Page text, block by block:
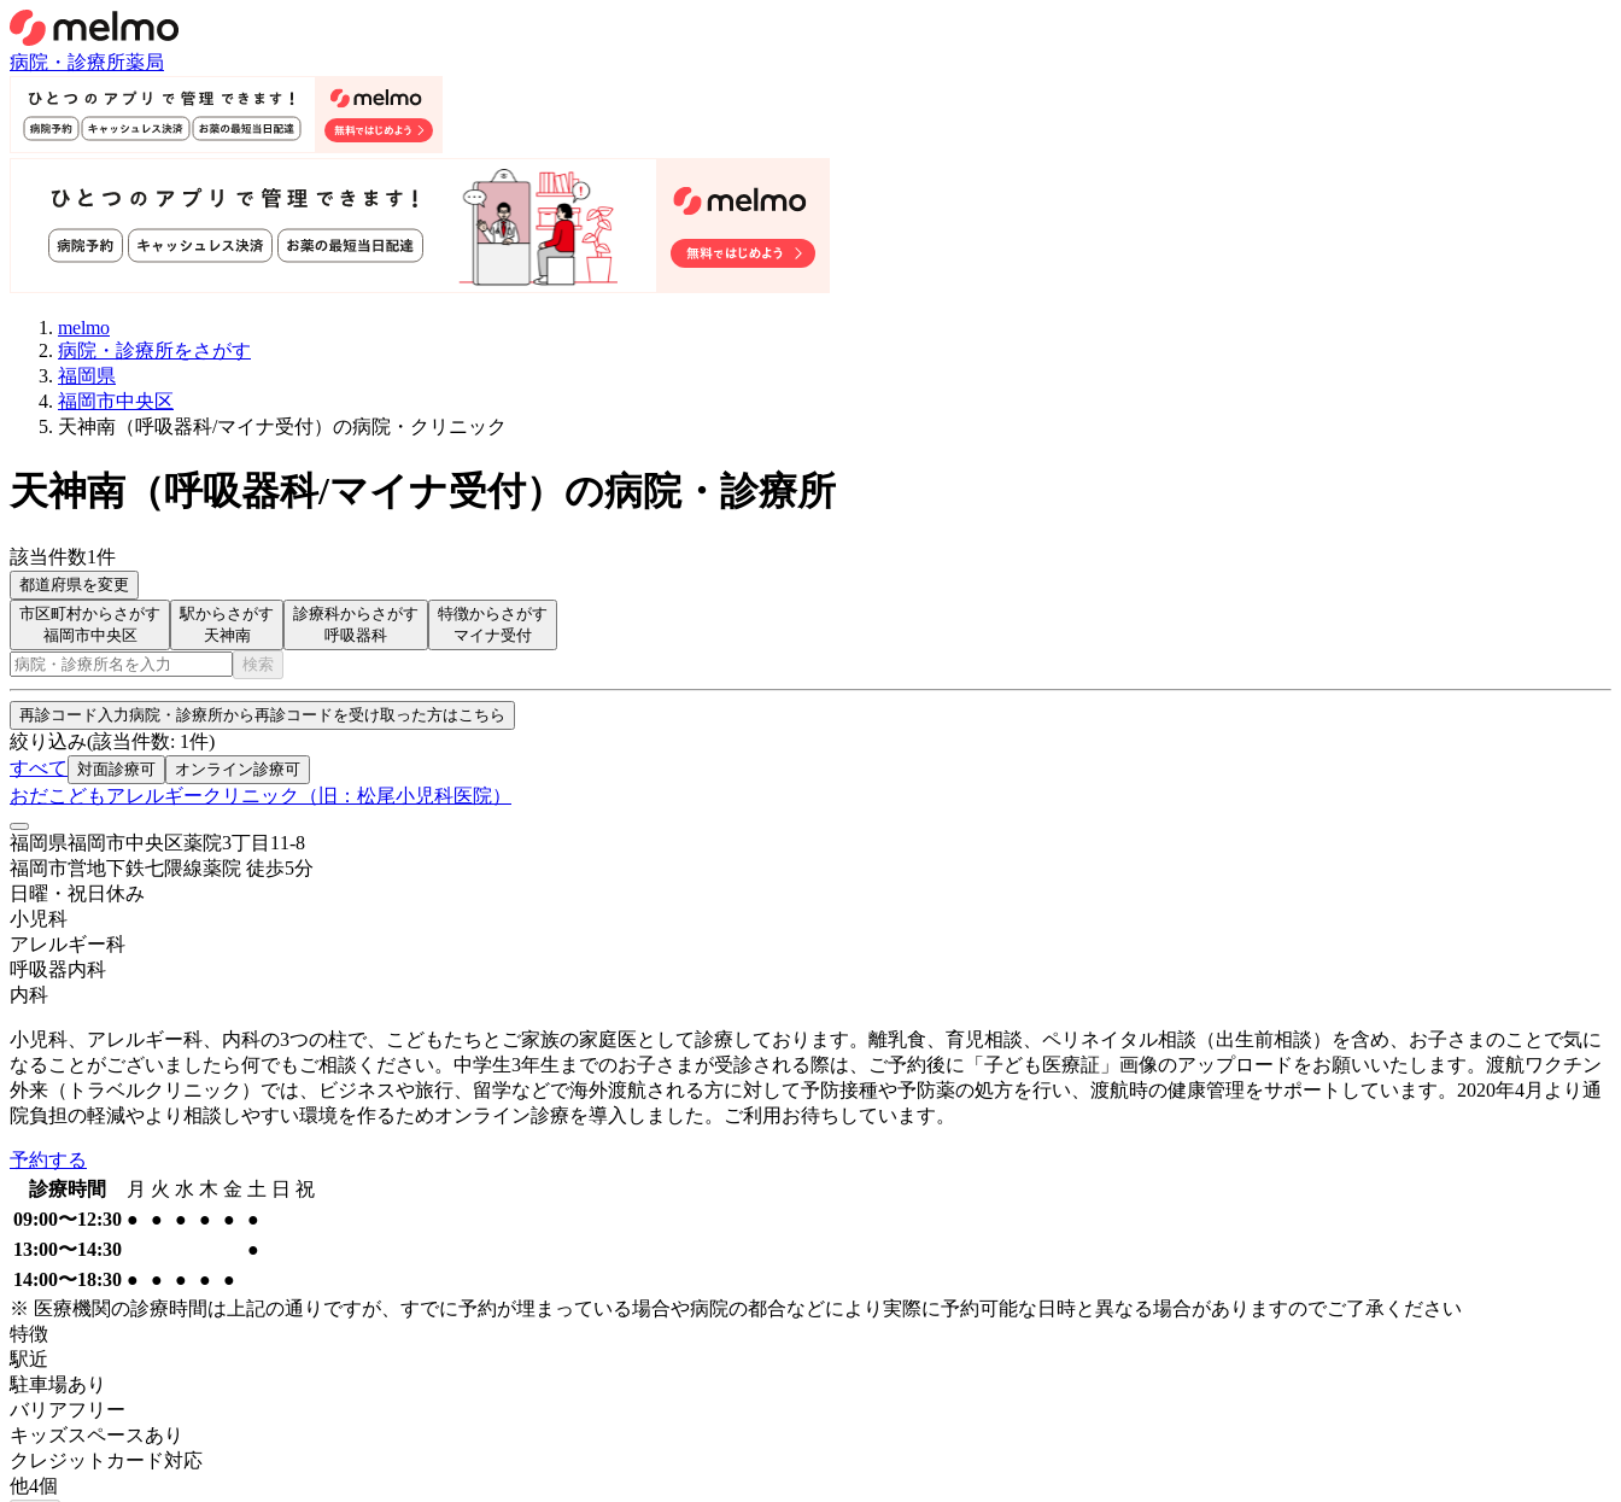
病院・診療所薬局
melmo
病院・診療所をさがす
福岡県
福岡市中央区
天神南（呼吸器科/マイナ受付）の病院・クリニック
天神南 （呼吸器科/マイナ受付） の病院・診療所
該当件数1件
都道府県を変更
市区町村からさがす
福岡市中央区
駅からさがす
天神南
診療科からさがす
呼吸器科
特徴からさがす
マイナ受付
検索
再診コード入力病院・診療所から再診コードを受け取った方はこちら
絞り込み(該当件数: 1件)
すべて
対面診療可 オンライン診療可
おだこどもアレルギークリニック（旧：松尾小児科医院）
福岡県福岡市中央区薬院3丁目11-8
福岡市営地下鉄七隈線薬院 徒歩5分
日曜・祝日 休み
小児科
アレルギー科
呼吸器内科
内科
小児科、アレルギー科、内科の3つの柱で、こどもたちとご家族の家庭医として診療しております。離乳食、育児相談、ペリネイタル相談（出生前相談）を含め、お子さまのことで気に
なることがございましたら何でもご相談ください。中学生3年生までのお子さまが受診される際は、ご予約後に「子ども医療証」画像のアップロードをお願いいたします。渡航ワクチン
外来（トラベルクリニック）では、ビジネスや旅行、留学などで海外渡航される方に対して予防接種や予防薬の処方を行い、渡航時の健康管理をサポートしています。2020年4月より通
院負担の軽減やより相談しやすい環境を作るためオンライン診療を導入しました。ご利用お待ちしています。
予約する
診療時間
月 火 水 木 金 土 日 祝
09:00〜12:30 ● ● ● ● ●
●
13:00〜14:30
●
14:00〜18:30 ● ● ● ●
●
※ 医療機関の診療時間は上記の通りですが、すでに予約が埋まっている場合や病院の都合などにより実際に予約可能な日時と異なる場合がありますのでご了承ください
特徴
駅近
駐車場あり
バリアフリー
キッズスペースあり
クレジットカード対応
他4個